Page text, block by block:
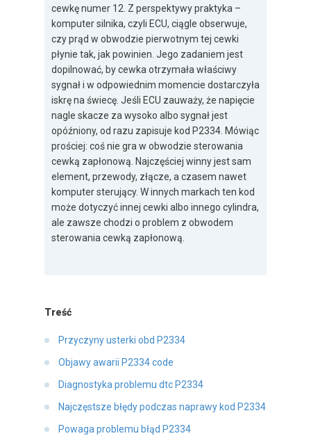
cewkę numer 12. Z perspektywy praktyka –
komputer silnika, czyli ECU, ciągle obserwuje,
czy prąd w obwodzie pierwotnym tej cewki
płynie tak, jak powinien. Jego zadaniem jest
dopilnować, by cewka otrzymała właściwy
sygnał i w odpowiednim momencie dostarczyła
iskrę na świecę. Jeśli ECU zauważy, że napięcie
nagle skacze za wysoko albo sygnał jest
opóźniony, od razu zapisuje kod P2334. Mówiąc
prościej: coś nie gra w obwodzie sterowania
cewką zapłonową. Najczęściej winny jest sam
element, przewody, złącze, a czasem nawet
komputer sterujący. W innych markach ten kod
może dotyczyć innej cewki albo innego cylindra,
ale zawsze chodzi o problem z obwodem
sterowania cewką zapłonową.
Treść
Przyczyny usterki obd P2334
Objawy awarii P2334 code
Diagnostyka problemu dtc P2334
Najczęstsze błędy podczas naprawy kod P2334
Powaga problemu błąd P2334